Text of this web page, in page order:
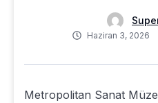
Haziran 3, 2026
Metropolitan Sanat